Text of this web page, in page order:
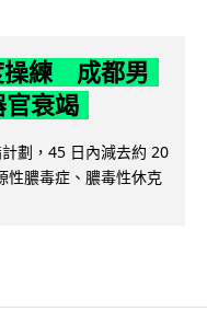
操練 成都男
衰竭
劃，45 日內減去約 20
性膿毒症、膿毒性休克